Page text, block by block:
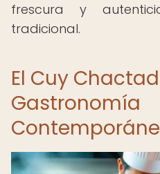
frescura y
tradicional.
El Cuy
Gastronomía